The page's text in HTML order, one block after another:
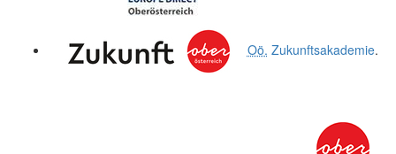
Oö. Zukunftsakademie.